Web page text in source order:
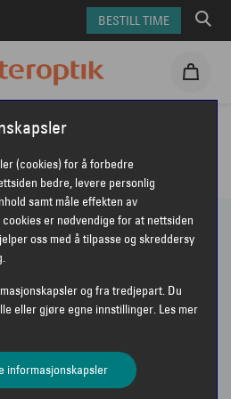
BESTILL TIME
HOS INTEROPTIK
FILTER
(cookies) for å forbedre
bedre, levere personlig
samt måle effekten av
er nødvendige for at nettsiden
oss med å tilpasse og skreddersy
og fra tredjepart. Du
eller gjøre egne innstillinger. Les mer
informasjonskapsler